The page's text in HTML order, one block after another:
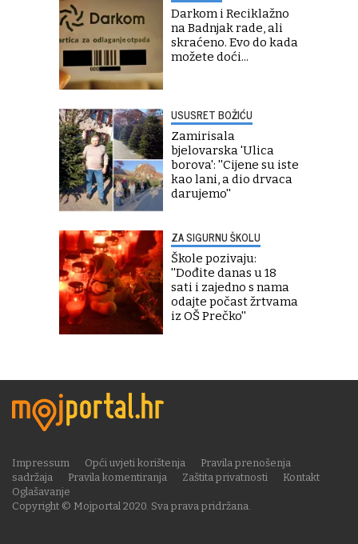
Darkom i Reciklažno
na Badnjak rade, ali
skraćeno. Evo do kada
možete doći...
USUSRET BOŽIĆU
Zamirisala
bjelovarska 'Ulica
borova': ''Cijene su iste
kao lani, a dio drvaca
darujemo''
ZA SIGURNU ŠKOLU
Škole pozivaju:
''Dođite danas u 18
sati i zajedno s nama
odajte počast žrtvama
iz OŠ Prečko''
Copyright © Mojportal 2020. Sva prava pridržana.
Impressum Opći uvjeti korištenja
Pravila prenošenja
sadržaja
Pravila komentiranja Zaštita privatnosti
Kontakt
Oglašavanje